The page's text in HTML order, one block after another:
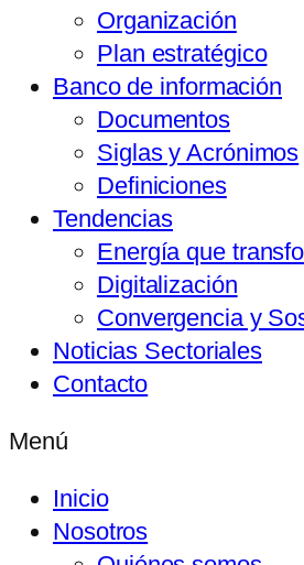
Organización
Plan estratégico
Banco de información
Documentos
Siglas y Acrónimos
Definiciones
Tendencias
Energía que
Digitalización
Convergencia y
Noticias Sectoriales
Contacto
Menú
Inicio
Nosotros